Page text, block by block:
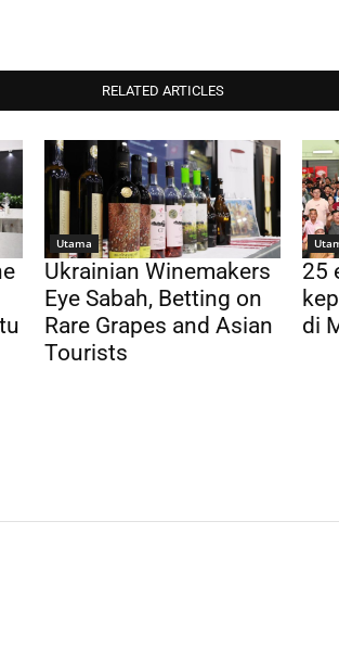
RELATED ARTICLES
Utama
Ukrainian Winemakers
Eye Sabah, Betting on
Rare Grapes and Asian
Tourists
25
di